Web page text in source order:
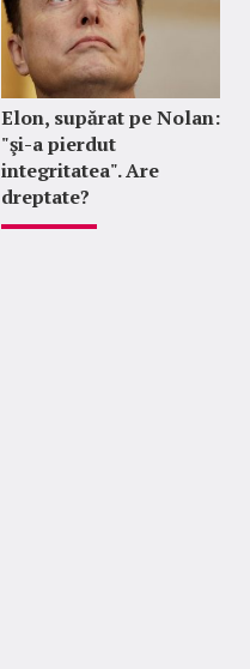
Elon, supărat pe Nolan:
"şi-a pierdut
integritatea". Are
dreptate?